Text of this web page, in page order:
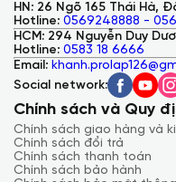
HN: 26 Ngõ 165 Thái Hà,
Hotline: 0569248888 -
HCM: 294 Nguyễn Duy
Hotline: 0583 18 6666
Email:
Social network:
Chính sách và Quy
Chính sách giao hàng và
Chính sách đổi trả
Chính sách thanh toán
Chính sách bảo hành